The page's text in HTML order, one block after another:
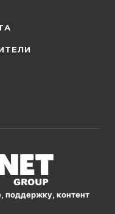
поддержку, контент